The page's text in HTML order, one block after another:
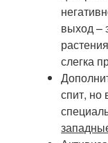
выход –
слегка
спит, но